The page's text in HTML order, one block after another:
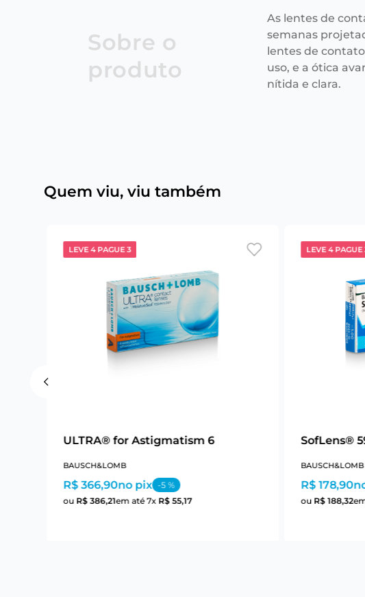
Sobre o
produto
As lentes de
semanas
lentes de
uso, e a ótica
nítida e clara.
Quem viu, viu também
LEVE 4 PAGUE 3
ULTRA® for Astigmatism 6
BAUSCH&LOMB
R$ 366,90no pix -5%
ou R$ 386,21em até7x R$ 55,17
LEVE 4 PAGUE
SofLens®
BAUSCH&LOMB
R$ 178,90
ou R$ 188,32